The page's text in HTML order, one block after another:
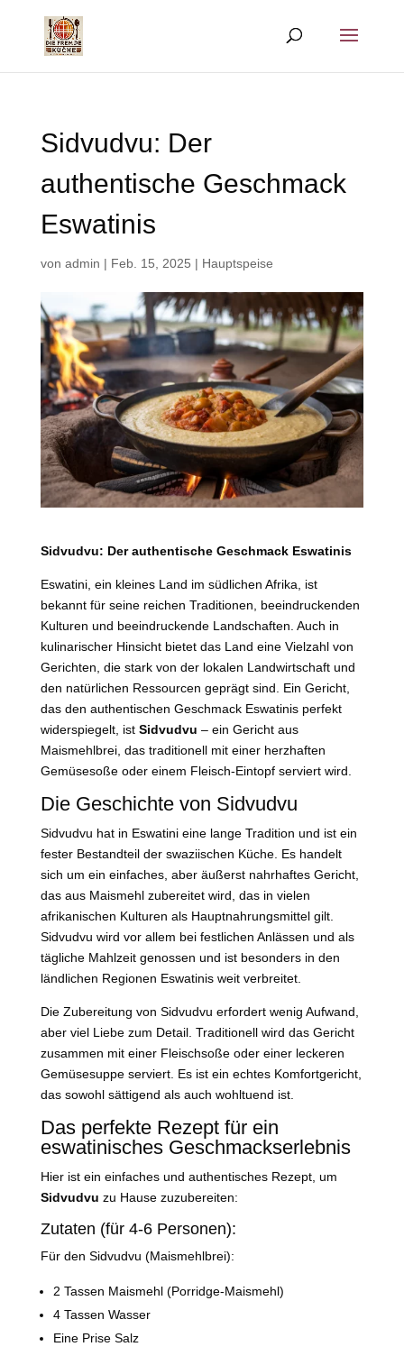
Sidvudvu: Der
authentische Geschmack
Eswatinis
von admin | Feb. 15, 2025 | Hauptspeise
Sidvudvu: Der authentische Geschmack Eswatinis
Eswatini, ein kleines Land im südlichen Afrika, ist
bekannt für seine reichen Traditionen, beeindruckenden
Kulturen und beeindruckende Landschaften. Auch in
kulinarischer Hinsicht bietet das Land eine Vielzahl von
Gerichten, die stark von der lokalen Landwirtschaft und
den natürlichen Ressourcen geprägt sind. Ein Gericht,
das den authentischen Geschmack Eswatinis perfekt
widerspiegelt, ist Sidvudvu – ein Gericht aus
Maismehlbrei, das traditionell mit einer herzhaften
Gemüsesoße oder einem Fleisch-Eintopf serviert wird.
Die Geschichte von Sidvudvu
Sidvudvu hat in Eswatini eine lange Tradition und ist ein
fester Bestandteil der swaziischen Küche. Es handelt
sich um ein einfaches, aber äußerst nahrhaftes Gericht,
das aus Maismehl zubereitet wird, das in vielen
afrikanischen Kulturen als Hauptnahrungsmittel gilt.
Sidvudvu wird vor allem bei festlichen Anlässen und als
tägliche Mahlzeit genossen und ist besonders in den
ländlichen Regionen Eswatinis weit verbreitet.
Die Zubereitung von Sidvudvu erfordert wenig Aufwand,
aber viel Liebe zum Detail. Traditionell wird das Gericht
zusammen mit einer Fleischsoße oder einer leckeren
Gemüsesuppe serviert. Es ist ein echtes Komfortgericht,
das sowohl sättigend als auch wohltuend ist.
Das perfekte Rezept für ein
eswatinisches Geschmackserlebnis
Hier ist ein einfaches und authentisches Rezept, um
Sidvudvu zu Hause zuzubereiten:
Zutaten (für 4-6 Personen):
Für den Sidvudvu (Maismehlbrei):
2 Tassen Maismehl (Porridge-Maismehl)
4 Tassen Wasser
Eine Prise Salz